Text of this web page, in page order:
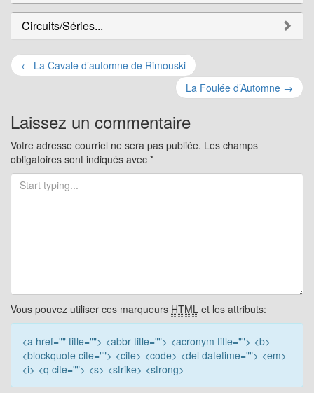
Circuits/Séries...
Navigation
les
articles
← La Cavale d’automne de Rimouski
La Foulée d’Automne →
Laissez un commentaire
Votre adresse courriel ne sera pas publiée. Les champs
obligatoires sont indiqués avec *
Vous pouvez utiliser ces marqueurs HTML et les attributs:
<a href="" title=""> <abbr title=""> <acronym title=""> <b>
<blockquote cite=""> <cite> <code> <del datetime=""> <em>
<i> <q cite=""> <s> <strike> <strong>